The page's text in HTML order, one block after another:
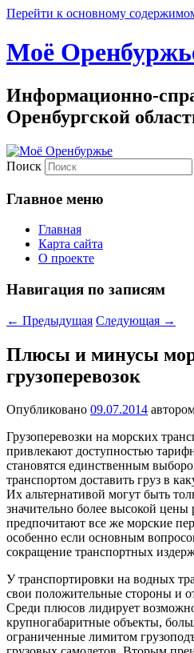
Перейти к основному
Моё
Информационно-
Оренбургской
Поиск
Главное меню
Главная
Карта сайта
О проекте
Навигация по записям
← Предыдущая Следующая →
Плюсы и минусы
грузоперевозок
Опубликовано 09.07.2014
Грузоперевозки на морских
привлекают доступностью
становятся единственным
транспортом доставить груз в
Их альтернативой могут быть
значительно более высокой
предпочитают все же морские
особенно если основным
сокращение транспортных
У транспортировки на водных
свои положительные стороны и
Среди плюсов лидирует
крупногабаритные объекты,
ограниченные лимитом